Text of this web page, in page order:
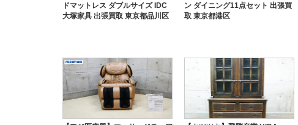
ドマットレス ダブルサイズ IDC
大塚家具 出張買取 東京都品川区
ン ダイニング11点セット 出張買
取 東京都港区